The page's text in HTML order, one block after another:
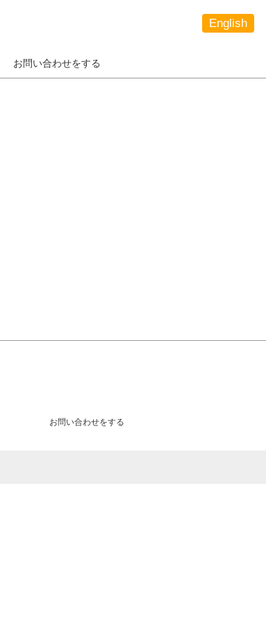
English
お問い合わせをする
お問い合わせをする